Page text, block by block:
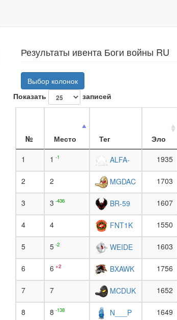
Результаты ивента Боги войны RU
Выбор колонок
Показать
записей
№ Место Тег Эло
1
1 -1 ALFA- 1935
2 2 MGDAC 1703
3 3 -436 BR-59 1607
4 4 FNT1K 1550
5 5 -2 WEIDE 1603
6 6 +2 BXAWK 1756
7 7 MCDUK 1652
8 8 -138 N___P 1649